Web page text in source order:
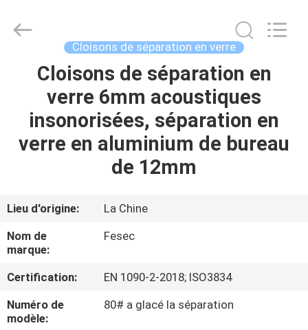
MAISON
PRODUITS
DE
NOUS
VISITE
D'USINE
FASEC
Buildings
Cloisons de séparation en verre
Cloisons de séparation en
verre 6mm acoustiques
insonorisées, séparation en
verre en aluminium de bureau
de 12mm
Lieu d'origine:
La Chine
Nom de
marque:
Fesec
Certification:
EN 1090-2-2018; ISO3834
Numéro de
modèle:
80# a glacé la séparation